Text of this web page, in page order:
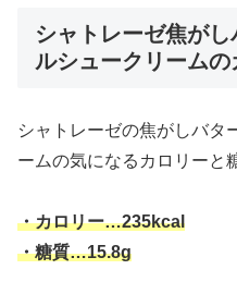
シャトレーゼ焦が
ルシュークリーム
シャトレーゼの焦がしバタ
ームの気になるカロリーと
・カロリー…235kcal
・糖質…15.8g